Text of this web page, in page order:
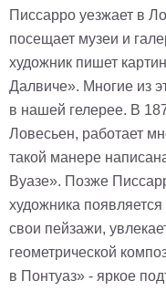
Писсарро уезжает в
посещает музеи и
художник пишет
Далвиче». Многие из
в нашей гелерее. В
Ловесьен, работает
такой манере
Вуазе». Позже
художника
свои пейзажи,
геометрической
в Понтуаз» - яркое